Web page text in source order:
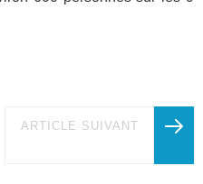
ARTICLE SUIVANT